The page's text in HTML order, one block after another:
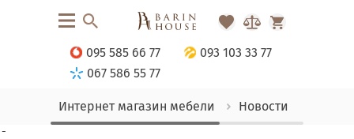
095 585 66 77
093 103 33 77
067 586 55 77
Интернет магазин мебели Новости
-